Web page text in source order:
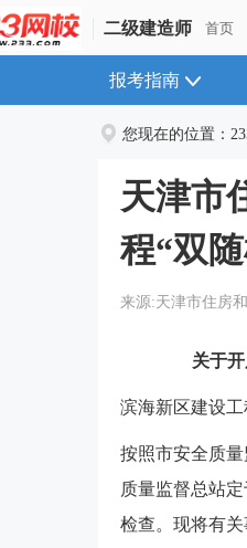
二级建造师 首页
报考指南
您现在的位置：
天津市
程“双
来源:天津市住房
关于
滨海新区建设
按照市安全质
质量监督总站
检查。现将有关